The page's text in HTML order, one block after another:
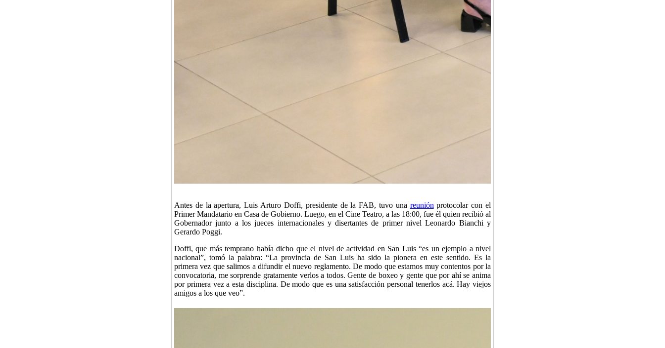
Antes de la apertura, Luis Arturo Doffi, presidente de la FAB, tuvo una reunión protocolar con el
Primer Mandatario en Casa de Gobierno. Luego, en el Cine Teatro, a las 18:00, fue él quien recibió al
Gobernador junto a los jueces internacionales y disertantes de primer nivel Leonardo Bianchi y
Gerardo Poggi.
Doffi, que más temprano había dicho que el nivel de actividad en San Luis “es un ejemplo a nivel
nacional”, tomó la palabra: “La provincia de San Luis ha sido la pionera en este sentido. Es la
primera vez que salimos a difundir el nuevo reglamento. De modo que estamos muy contentos por la
convocatoria, me sorprende gratamente verlos a todos. Gente de boxeo y gente que por ahí se anima
por primera vez a esta disciplina. De modo que es una satisfacción personal tenerlos acá. Hay viejos
amigos a los que veo”.